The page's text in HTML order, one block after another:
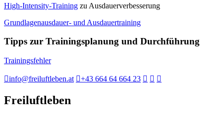
High-Intensity-Training zu Ausdauerverbesserung
Grundlagenausdauer- und Ausdauertraining
Tipps zur Trainingsplanung und Durchführung
Trainingsfehler
info@freiluftleben.at +43 664 64 664 23
Freiluftleben